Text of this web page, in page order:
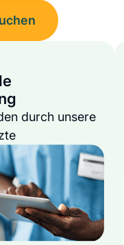
durch unsere